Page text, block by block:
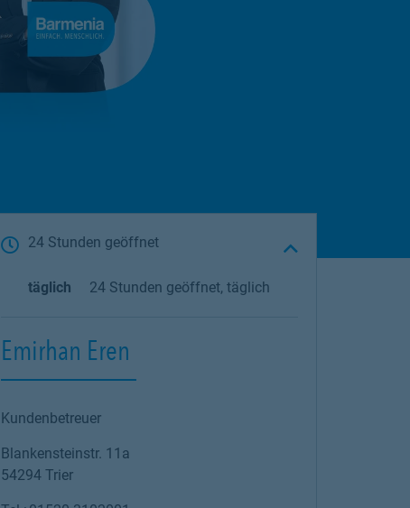
24 Stunden geöffnet
täglich 24 Stunden geöffnet, täglich
Emirhan Eren
Kundenbetreuer
Blankensteinstr. 11a
54294 Trier